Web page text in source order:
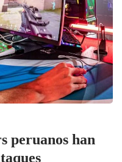
peruanos han